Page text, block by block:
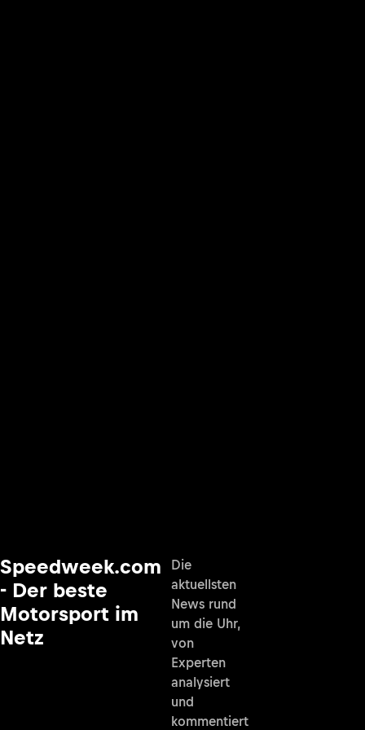
Speedweek.com
- Der beste
Motorsport im
Netz
Die
aktuellsten
News rund
um die Uhr,
von
Experten
analysiert
und
kommentiert